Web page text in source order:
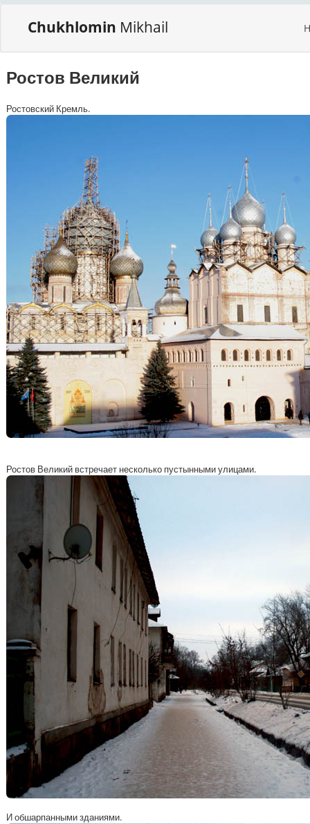
Chukhlomin Mikhail
Ростов Великий
Ростовский Кремль.
Ростов Великий встречает несколько пустынными улицами.
И обшарпанными зданиями.